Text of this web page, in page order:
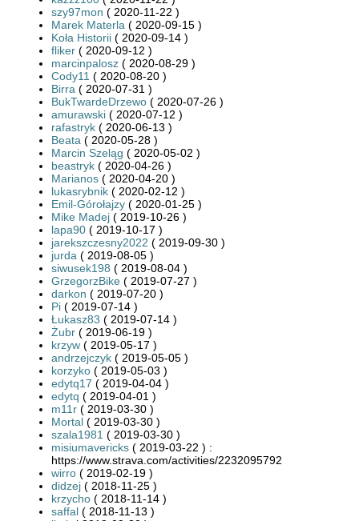
szy97mon ( 2020-11-22 )
Marek Materla ( 2020-09-15 )
Koła Historii ( 2020-09-14 )
fliker ( 2020-09-12 )
marcinpalosz ( 2020-08-29 )
Cody11 ( 2020-08-20 )
Birra ( 2020-07-31 )
BukTwardeDrzewo ( 2020-07-26 )
amurawski ( 2020-07-12 )
rafastryk ( 2020-06-13 )
Beata ( 2020-05-28 )
Marcin Szeląg ( 2020-05-02 )
beastryk ( 2020-04-26 )
Marianos ( 2020-04-20 )
lukasrybnik ( 2020-02-12 )
Emil-Górołajzy ( 2020-01-25 )
Mike Madej ( 2019-10-26 )
lapa90 ( 2019-10-17 )
jarekszczesny2022 ( 2019-09-30 )
jurda ( 2019-08-05 )
siwusek198 ( 2019-08-04 )
GrzegorzBike ( 2019-07-27 )
darkon ( 2019-07-20 )
Pi ( 2019-07-14 )
Łukasz83 ( 2019-07-14 )
Żubr ( 2019-06-19 )
krzyw ( 2019-05-17 )
andrzejczyk ( 2019-05-05 )
korzyko ( 2019-05-03 )
edytq17 ( 2019-04-04 )
edytq ( 2019-04-01 )
m11r ( 2019-03-30 )
Mortal ( 2019-03-30 )
szala1981 ( 2019-03-30 )
misiumavericks ( 2019-03-22 ) :
https://www.strava.com/activities/2232095792
wirro ( 2019-02-19 )
didzej ( 2018-11-25 )
krzycho ( 2018-11-14 )
saffal ( 2018-11-13 )